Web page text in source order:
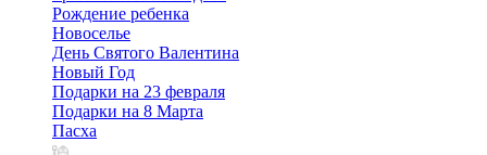
Рождение ребенка
Новоселье
День Святого Валентина
Новый Год
Подарки на 23 февраля
Подарки на 8 Марта
Пасха